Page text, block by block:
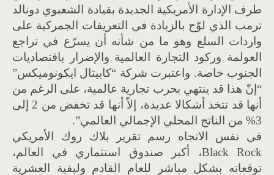
طرف الإدارة الأمريكية الجديدة بقيادة الشعبوي دونالد
ترمب الذي لوّح بالزيادة في التعريفات الجمركية على
واردات السلع وهو ما من شأنه أن يسرّع في تراجع
العولمة وركود التجارة العالمية والإضرار باقتصاديات
الجنوب خاصة. واعتبرت شركة “كابيتال ايكونوميكس”
“إنّ هذا قد ينتهي بحرب تجارية عالمية، على الرغم من
أنها قد تتخذ أشكالا عديدة، إلاّ أنها قد تخفض من 2 إلى
3% من الناتج المحلي الإجمالي العالمي”.
في نفس الاتجاه رسم تقرير بلاك روك الأمريكي
Black Rock، أكبر صندوق استثماري في العالم،
توقعاته بشكل مباشر للعام القادم ولبقية العشرية